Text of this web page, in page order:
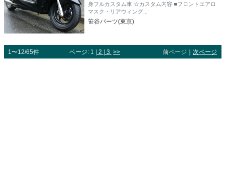
身フルカスタム車 ☆カスタム内容 ■フロントエアロ
マスク・リアウィング...
笹谷パーツ(東京)
1〜12/65件 ページ: 1 | 2 | 3 >> 前ページ ｜ 次ページ